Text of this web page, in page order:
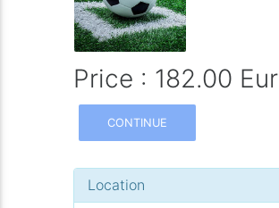
Price : 182.00 Eur
CONTINUE
Location